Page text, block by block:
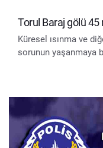
Torul Baraj gölü
Küresel ısınma ve
sorunun yaşanmaya